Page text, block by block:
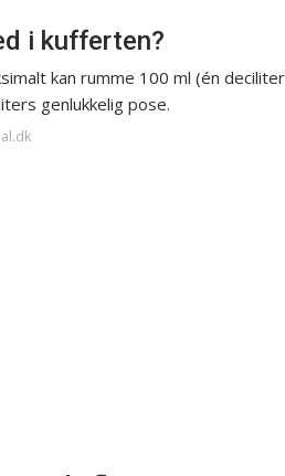
i kufferten?
kan rumme 100 ml (én
genlukkelig pose.